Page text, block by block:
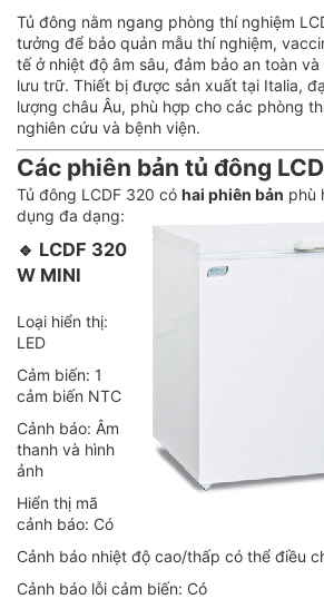
Tủ đông nằm ngang phòng thí nghiệm
tưởng để bảo quản mẫu thí nghiệm,
tế ở nhiệt độ âm sâu, đảm bảo an toàn
lưu trữ. Thiết bị được sản xuất tại Italia,
lượng châu Âu, phù hợp cho các phòng
nghiên cứu và bệnh viện.
Các phiên bản tủ đông
Tủ đông LCDF 320 có hai phiên bản phù
dụng đa dạng:
🔹 LCDF 320
W MINI
Loại hiển thị:
LED
Cảm biến: 1
cảm biến NTC
Cảnh báo: Âm
thanh và hình
ảnh
Hiển thị mã
cảnh báo: Có
Cảnh báo nhiệt độ cao/thấp có thể điều
Cảnh báo lỗi cảm biến: Có